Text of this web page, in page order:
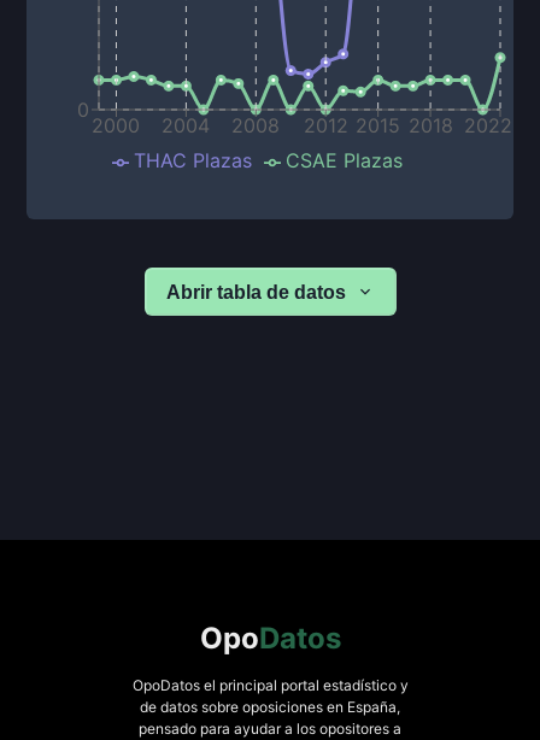
2000 2004 2008 2012 2015 2018 2022
0
THAC Plazas CSAE Plazas
Abrir tabla de datos
OpoDatos
OpoDatos el principal portal estadístico y
de datos sobre oposiciones en España,
pensado para ayudar a los opositores a